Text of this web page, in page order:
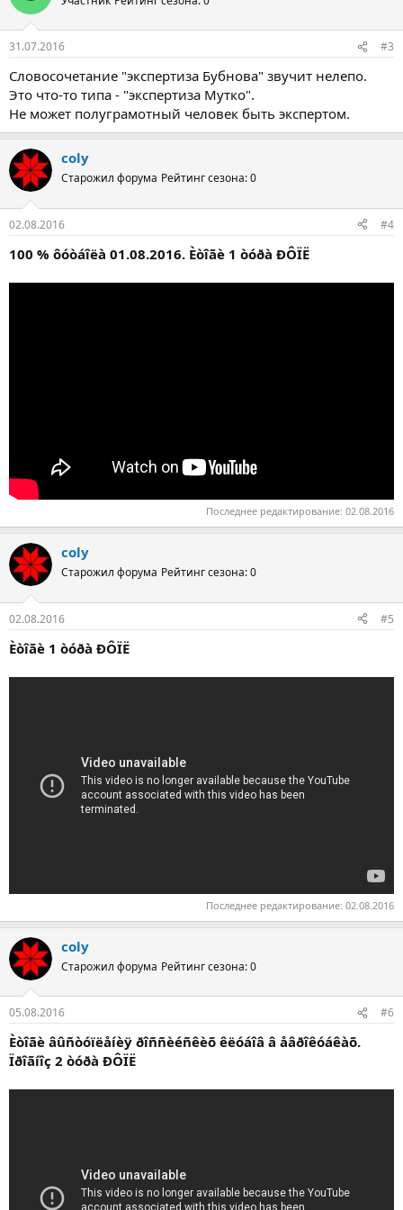
31.07.2016 #3
Словосочетание "экспертиза Бубнова" звучит нелепо.
Это что-то типа - "экспертиза Мутко".
Не может полуграмотный человек быть экспертом.
coly
Старожил форума Рейтинг сезона: 0
02.08.2016 #4
100 % ôóòáîëà 01.08.2016. Èòîãè 1 òóðà ÐÔÏË
Последнее редактирование: 02.08.2016
coly
Старожил форума Рейтинг сезона: 0
02.08.2016 #5
Èòîãè 1 òóðà ÐÔÏË
Последнее редактирование: 02.08.2016
coly
Старожил форума Рейтинг сезона: 0
05.08.2016 #6
Èòîãè âûñòóïëåíèÿ ðîññèéñêèõ êëóáîâ â åâðîêóáêàõ.
Ïðîãíîç 2 òóðà ÐÔÏË